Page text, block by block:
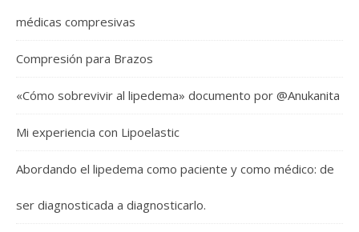
médicas compresivas
Compresión para Brazos
«Cómo sobrevivir al lipedema» documento por @Anukanita
Mi experiencia con Lipoelastic
Abordando el lipedema como paciente y como médico: de
ser diagnosticada a diagnosticarlo.